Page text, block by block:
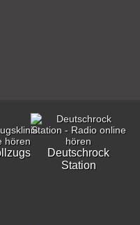
Deutschrock
Station